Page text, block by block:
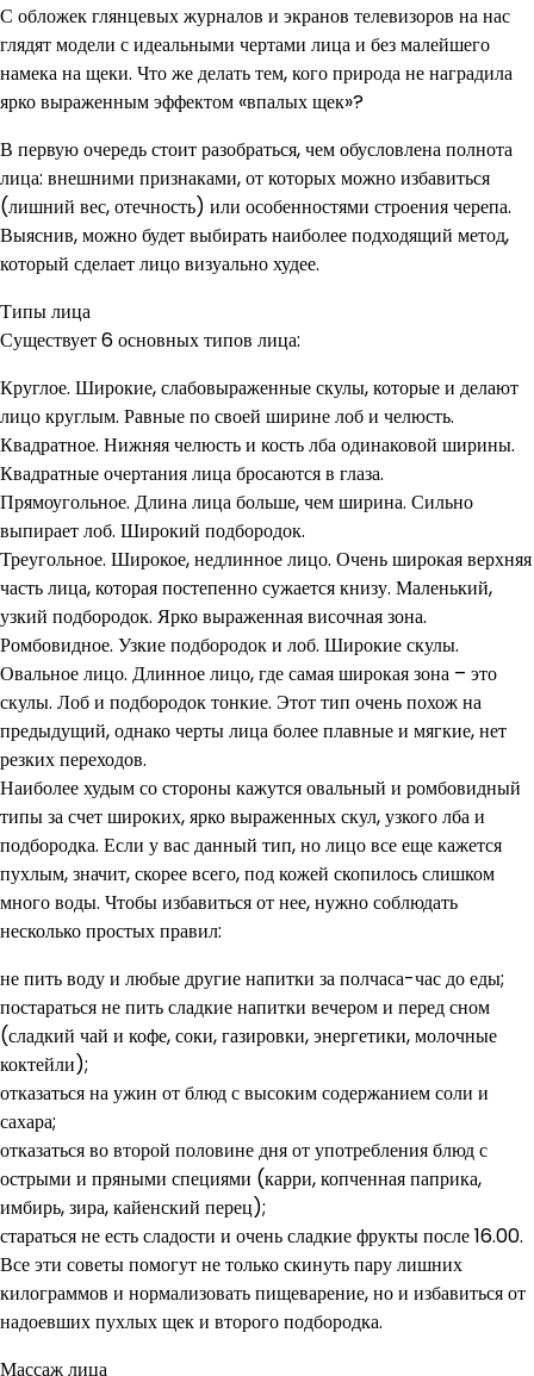
С обложек глянцевых журналов и экранов телевизоров на нас
глядят модели с идеальными чертами лица и без малейшего
намека на щеки. Что же делать тем, кого природа не наградила
ярко выраженным эффектом «впалых щек»?
В первую очередь стоит разобраться, чем обусловлена полнота
лица: внешними признаками, от которых можно избавиться
(лишний вес, отечность) или особенностями строения черепа.
Выяснив, можно будет выбирать наиболее подходящий метод,
который сделает лицо визуально худее.
Типы лица
Существует 6 основных типов лица:
Круглое. Широкие, слабовыраженные скулы, которые и делают
лицо круглым. Равные по своей ширине лоб и челюсть.
Квадратное. Нижняя челюсть и кость лба одинаковой ширины.
Квадратные очертания лица бросаются в глаза.
Прямоугольное. Длина лица больше, чем ширина. Сильно
выпирает лоб. Широкий подбородок.
Треугольное. Широкое, недлинное лицо. Очень широкая верхняя
часть лица, которая постепенно сужается книзу. Маленький,
узкий подбородок. Ярко выраженная височная зона.
Ромбовидное. Узкие подбородок и лоб. Широкие скулы.
Овальное лицо. Длинное лицо, где самая широкая зона – это
скулы. Лоб и подбородок тонкие. Этот тип очень похож на
предыдущий, однако черты лица более плавные и мягкие, нет
резких переходов.
Наиболее худым со стороны кажутся овальный и ромбовидный
типы за счет широких, ярко выраженных скул, узкого лба и
подбородка. Если у вас данный тип, но лицо все еще кажется
пухлым, значит, скорее всего, под кожей скопилось слишком
много воды. Чтобы избавиться от нее, нужно соблюдать
несколько простых правил:
не пить воду и любые другие напитки за полчаса-час до еды;
постараться не пить сладкие напитки вечером и перед сном
(сладкий чай и кофе, соки, газировки, энергетики, молочные
коктейли);
отказаться на ужин от блюд с высоким содержанием соли и
сахара;
отказаться во второй половине дня от употребления блюд с
острыми и пряными специями (карри, копченная паприка,
имбирь, зира, кайенский перец);
стараться не есть сладости и очень сладкие фрукты после 16.00.
Все эти советы помогут не только скинуть пару лишних
килограммов и нормализовать пищеварение, но и избавиться от
надоевших пухлых щек и второго подбородка.
Массаж лица